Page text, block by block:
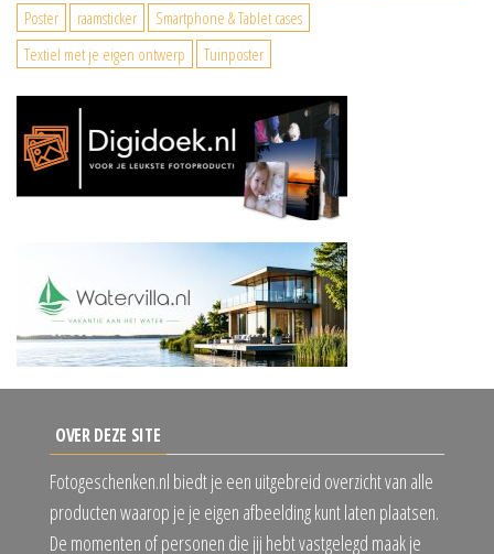
Poster
raamsticker
Smartphone & Tablet cases
Textiel met je eigen ontwerp
Tuinposter
OVER DEZE SITE
Fotogeschenken.nl biedt je een uitgebreid overzicht van alle
producten waarop je je eigen afbeelding kunt laten plaatsen.
De momenten of personen die jij hebt vastgelegd maak je